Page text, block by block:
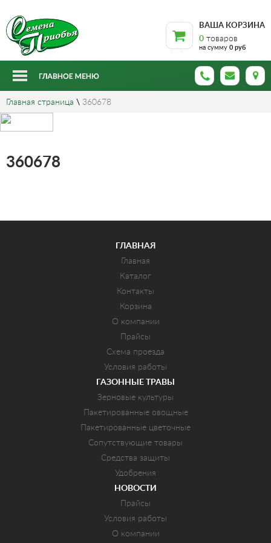
ВАША КОРЗИНА
0 товаров
на сумму 0 руб
Главная страница \ 360678
360678
ГЛАВНАЯ
Главная
Каталог
Контакты
Корзина
О компании
Прайсы
Схема проезда
Условия работы
ГАЗОННЫЕ ТРАВЫ
Зерновые культуры
Пакетированные овощные
Пакетированные цветочные
Сопутствующие товары
Средства защиты
Удобрения
НОВОСТИ
Прайсы
Условия работы
О компании